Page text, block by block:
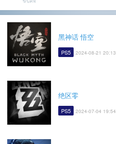
黑神话 悟空
PS5 2024-08-21 20:13
绝区零
PS5 2024-07-04 19:54